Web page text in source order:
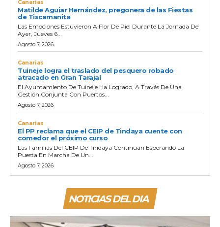
Canarias
Matilde Aguiar Hernández, pregonera de las Fiestas
de Tiscamanita
Las Emociones Estuvieron A Flor De Piel Durante La Jornada De
Ayer, Jueves 6...
Agosto 7, 2026
Canarias
Tuineje logra el traslado del pesquero robado
atracado en Gran Tarajal
El Ayuntamiento De Tuineje Ha Logrado, A Través De Una
Gestión Conjunta Con Puertos...
Agosto 7, 2026
Canarias
El PP reclama que el CEIP de Tindaya cuente con
comedor el próximo curso
Las Familias Del CEIP De Tindaya Continúan Esperando La
Puesta En Marcha De Un...
Agosto 7, 2026
NOTICIAS DEL DIA